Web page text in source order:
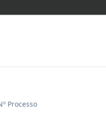
PARA PRESTAÇÃ
VETERINÁRIOS P
Processo